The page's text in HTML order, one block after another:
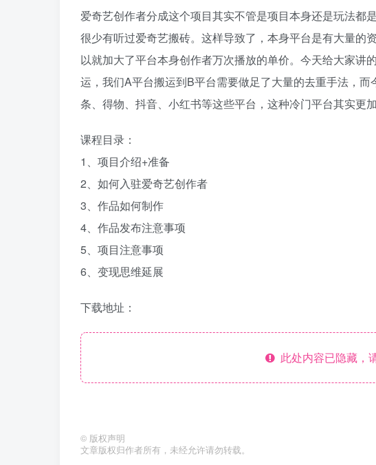
爱奇艺创作者分成这个项目其实不管是项目本身还是玩法都
很少有听过爱奇艺搬砖。这样导致了，本身平台是有大量的
以就加大了平台本身创作者万次播放的单价。今天给大家讲
运，我们A平台搬运到B平台需要做足了大量的去重手法，
条、得物、抖音、小红书等这些平台，这种冷门平台其实更
课程目录：
1、项目介绍+准备
2、如何入驻爱奇艺创作者
3、作品如何制作
4、作品发布注意事项
5、项目注意事项
6、变现思维延展
下载地址：
此处内容已隐藏，
© 版权声明
文章版权归作者所有，未经允许请勿转载。